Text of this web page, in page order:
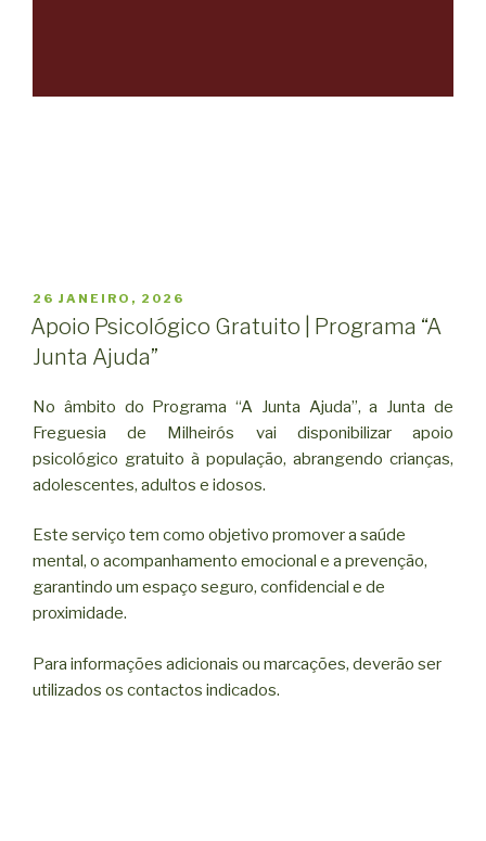
PUBLICADO
EM
26 JANEIRO, 2026
Apoio Psicológico Gratuito | Programa “A
Junta Ajuda”
No âmbito do Programa “A Junta Ajuda”, a Junta de
Freguesia de Milheirós vai disponibilizar apoio
psicológico gratuito à população, abrangendo crianças,
adolescentes, adultos e idosos.
Este serviço tem como objetivo promover a saúde
mental, o acompanhamento emocional e a prevenção,
garantindo um espaço seguro, confidencial e de
proximidade.
Para informações adicionais ou marcações, deverão ser
utilizados os contactos indicados.